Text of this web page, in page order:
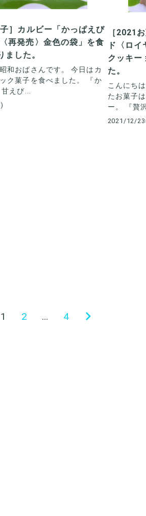
］カルビー「かっぱえび
再発売〉金色の袋」を食
ました。
和おばさんです。 今日はカ
ク菓子を食べました。 『か
えび...
［2021
ド〈ロ
クッキー
た。
こんにち
たお菓子
ー。 『贅
2021/12/
1 2 … 4
次